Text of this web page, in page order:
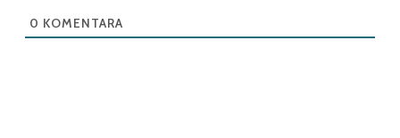
0 KOMENTARA